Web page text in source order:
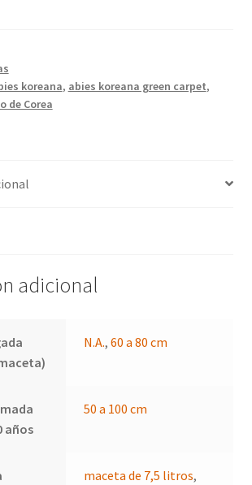
koreana, abies koreana green carpet,
de Corea
adicional
N.A.,60 a 80 cm
años
50 a 100 cm
maceta de 7,5 litros,